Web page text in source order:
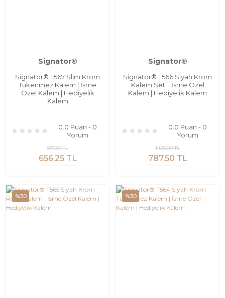
Signator®
Signator® T567 Slim Krom
Tükenmez Kalem | İsme
Özel Kalem | Hediyelik
Kalem
0.0 Puan - 0
Yorum
656,25 TL
937,50 TL
Signator®
Signator® T566 Siyah Krom
Kalem Seti | İsme Özel
Kalem | Hediyelik Kalem
0.0 Puan - 0
Yorum
787,50 TL
1.125,00 TL
%30 %30